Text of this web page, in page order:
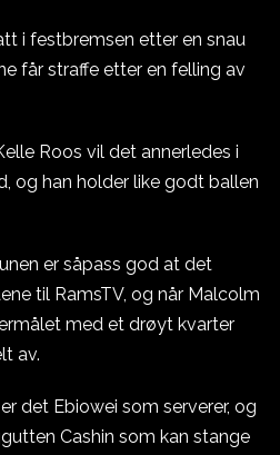
i festbremsen etter en snau
får straffe etter en felling av
Roos vil det annerledes i
og han holder like godt ballen
er såpass god at det
til RamsTV, og når Malcolm
med et drøyt kvarter
av.
det Ebiowei som serverer, og
Cashin som kan stange